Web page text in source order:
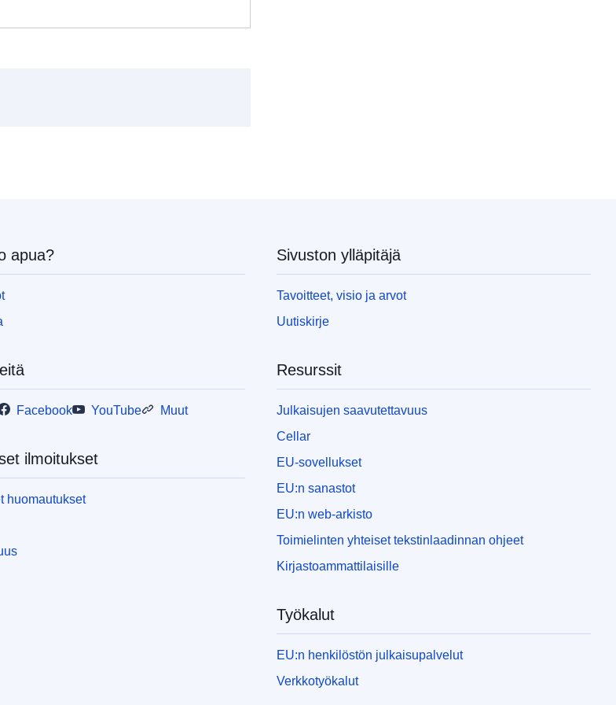
apua?
Facebook YouTube Muut
ilmoitukset
huomautukset
Sivuston ylläpitäjä
Tavoitteet, visio ja arvot
Uutiskirje
Resurssit
Julkaisujen saavutettavuus
Cellar
EU-sovellukset
EU:n sanastot
EU:n web-arkisto
Toimielinten yhteiset tekstinlaadinnan ohjeet
Kirjastoammattilaisille
Työkalut
EU:n henkilöstön julkaisupalvelut
Verkkotyökalut